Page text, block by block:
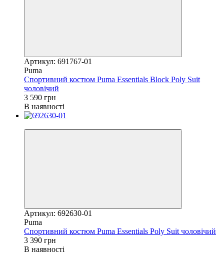
Артикул: 691767-01
Puma
Спортивний костюм Puma Essentials Block Poly Suit
чоловічий
3 590 грн
В наявності
Артикул: 692630-01
Puma
Спортивний костюм Puma Essentials Poly Suit чоловічий
3 390 грн
В наявності